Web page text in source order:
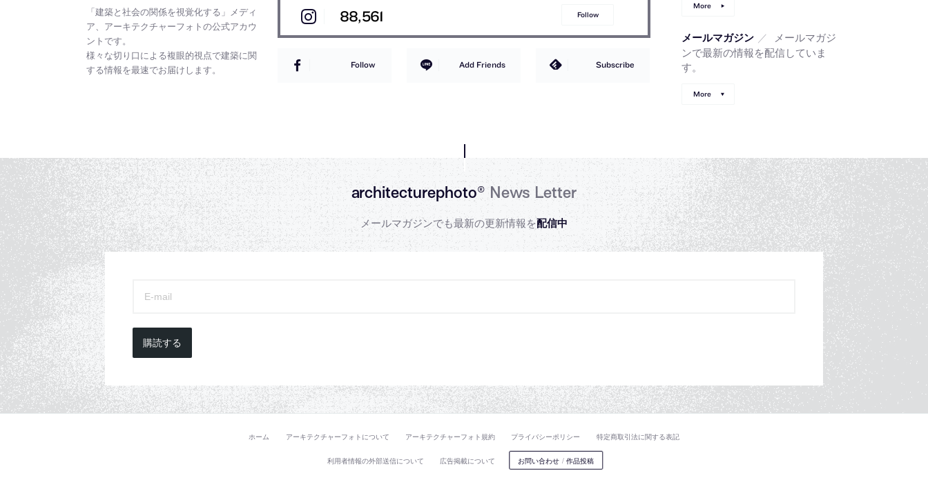
「建築と社会の関係を視覚化する」メディ
ア、アーキテクチャーフォトの公式アカウ
ントです。
様々な切り口による複眼的視点で建築に関
する情報を最速でお届けします。
88,561 Follow
Follow Add Friends Subscribe
More
メールマガジン ／
メールマガジ
ンで最新の情報を配信していま
す。
More
architecturephoto®News Letter
メールマガジンでも最新の更新情報を配信中
購読する
ホーム アーキテクチャーフォトについて アーキテクチャーフォト規約 プライバシーポリシー 特定商取引法に関する表記
利用者情報の外部送信について 広告掲載について お問い合わせ / 作品投稿